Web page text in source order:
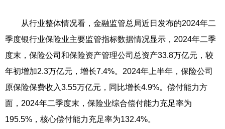
从行业整体情况看，金融监管总局近日发布的2024年二
季度银行业保险业主要监管指标数据情况显示，2024年二季
度末，保险公司和保险资产管理公司总资产33.8万亿元，较
年初增加2.3万亿元，增长7.4%。2024年上半年，保险公司
原保险保费收入3.55万亿元，同比增长4.9%。偿付能力方
面，2024年二季度末，保险业综合偿付能力充足率为
195.5%，核心偿付能力充足率为132.4%。